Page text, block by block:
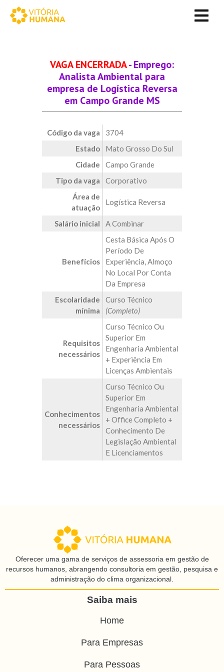
VAGA ENCERRADA- Emprego:
Analista Ambiental para
empresa de Logística Reversa
em Campo Grande MS
Código da vaga
3704
Estado
Mato Grosso Do Sul
Cidade
Campo Grande
Tipo da vaga
Corporativo
Área de
atuação
Logística Reversa
Salário inicial A Combinar
Benefícios
Cesta Básica Após O
Período De
Experiência, Almoço
No Local Por Conta
Da Empresa
Escolaridade
mínima
Curso Técnico
(Completo)
Requisitos
necessários
Curso Técnico Ou
Superior Em
Engenharia Ambiental
+ Experiência Em
Licenças Ambientais
Conhecimentos
necessários
Curso Técnico Ou
Superior Em
Engenharia Ambiental
+ Office Completo +
Conhecimento De
Legislação Ambiental
E Licenciamentos
Oferecer uma gama de serviços de assessoria em gestão de
recursos humanos, abrangendo consultoria em gestão, pesquisa e
administração do clima organizacional.
Saiba mais
Home
Para Empresas
Para Pessoas